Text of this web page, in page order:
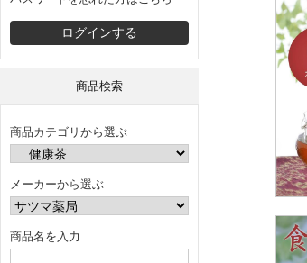
商品検索
商品カテゴリから選ぶ
メーカーから選ぶ
商品名を入力